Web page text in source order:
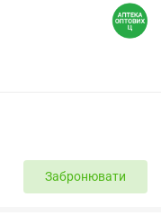
Забронювати